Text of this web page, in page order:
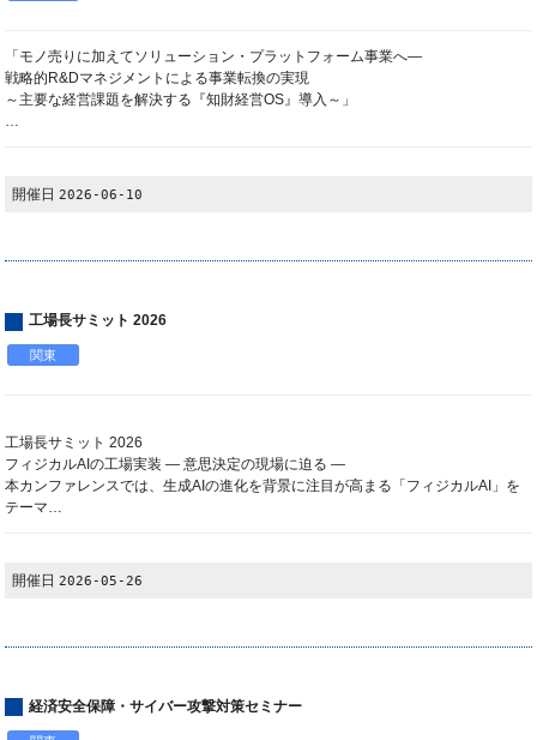
「モノ売りに加えてソリューション・プラットフォーム事業へ―
戦略的R&Dマネジメントによる事業転換の実現
～主要な経営課題を解決する『知財経営OS』導入～」
…
開催日 2026-06-10
工場長サミット 2026
関東
工場長サミット 2026
フィジカルAIの工場実装 ― 意思決定の現場に迫る ―
本カンファレンスでは、生成AIの進化を背景に注目が高まる「フィジカルAI」を
テーマ…
開催日 2026-05-26
経済安全保障・サイバー攻撃対策セミナー